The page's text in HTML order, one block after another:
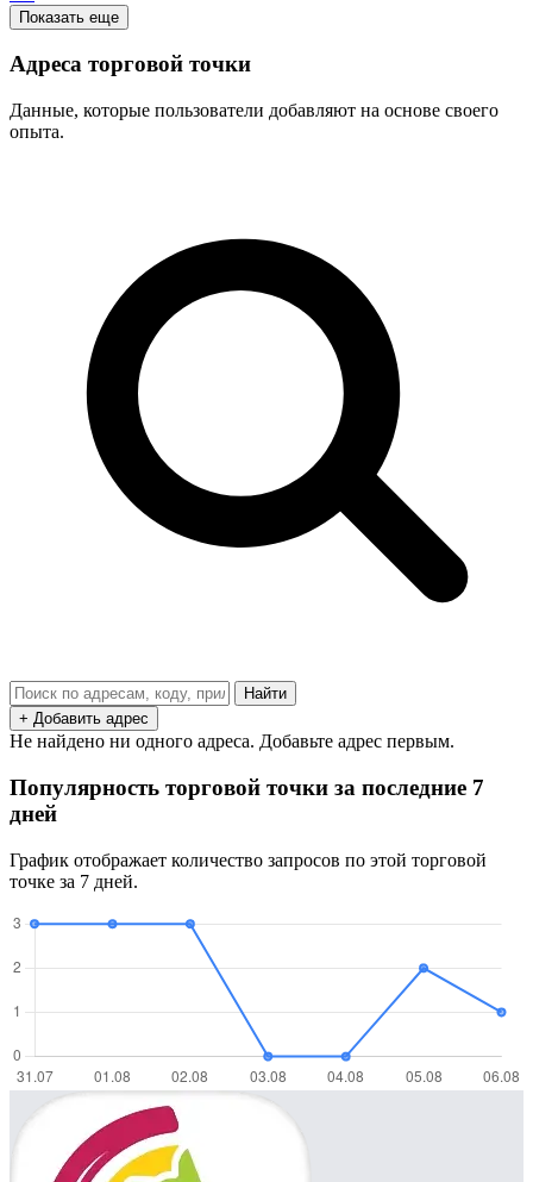
Показать еще
Адреса торговой точки
Данные, которые пользователи добавляют на основе своего
опыта.
Найти
+ Добавить адрес
Не найдено ни одного адреса. Добавьте адрес первым.
Популярность торговой точки за последние 7
дней
График отображает количество запросов по этой торговой
точке за 7 дней.